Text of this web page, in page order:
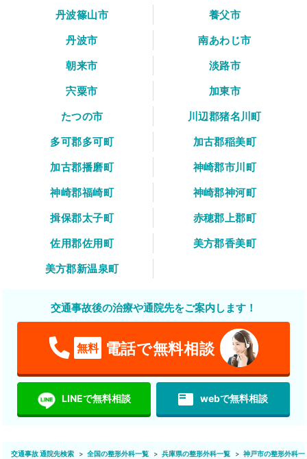
丹波篠山市
養父市
丹波市
南あわじ市
朝来市
淡路市
宍粟市
加東市
たつの市
川辺郡猪名川町
多可郡多可町
加古郡稲美町
加古郡播磨町
神崎郡市川町
神崎郡福崎町
神崎郡神河町
揖保郡太子町
赤穂郡上郡町
佐用郡佐用町
美方郡香美町
美方郡新温泉町
交通事故後の治療や通院先をご案内します！
無料 電話で無料相談
LINEで無料相談 featured_play_list webで無料相談
交通事故 通院先検索 全国の整形外科一覧 兵庫県の整形外科一覧 神戸市の整形外科一